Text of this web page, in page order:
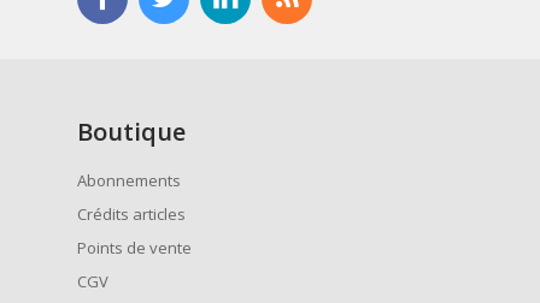
Boutique
Abonnements
Crédits articles
Points de vente
CGV